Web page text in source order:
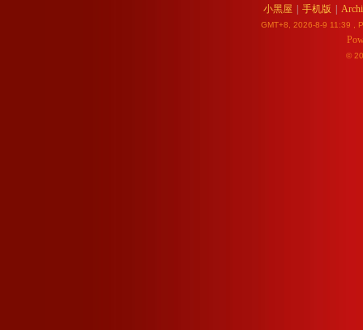
小黑屋 手机版
GMT+8, 2026-8-9 11:39 ,
©